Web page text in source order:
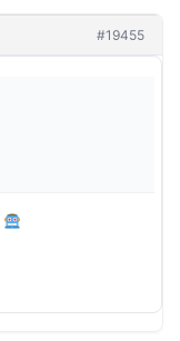
#19455